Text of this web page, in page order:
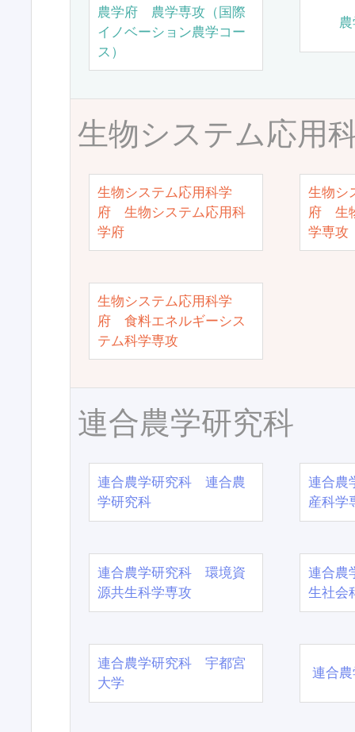
農学府 農学専攻（国際
イノベーション農学コー
ス）
生物システム応用
生物システム応用科学
府 生物システム応用科
学府
生物シ
府 生
学専攻
生物システム応用科学
府 食料エネルギーシス
テム科学専攻
連合農学研究科
連合農学研究科 連合農
学研究科
連合農
産科学
連合農学研究科 環境資
源共生科学専攻
連合農
生社会
連合農学研究科 宇都宮
大学
連合